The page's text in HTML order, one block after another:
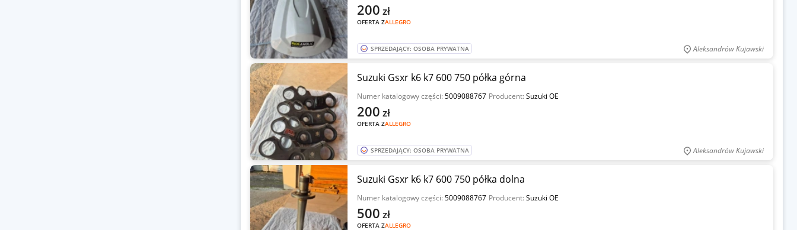
OFERTA ZALLEGRO
200 zł
SPRZEDAJĄCY: OSOBA PRYWATNA Aleksandrów Kujawski
Suzuki Gsxr k6 k7 600 750 półka górna
Numer katalogowy części:5009088767 Producent:Suzuki OE
OFERTA ZALLEGRO
200 zł
SPRZEDAJĄCY: OSOBA PRYWATNA Aleksandrów Kujawski
Suzuki Gsxr k6 k7 600 750 półka dolna
Numer katalogowy części:5009088767 Producent:Suzuki OE
OFERTA ZALLEGRO
500 zł